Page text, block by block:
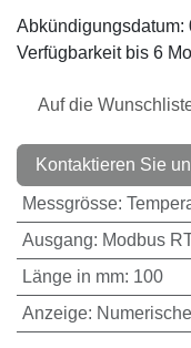
Abkündigungsdatum:
Verfügbarkeit bis 6
Auf die
Kontaktieren Sie
Messgrösse:
Ausgang: Modbus
Länge in mm: 100
Anzeige: